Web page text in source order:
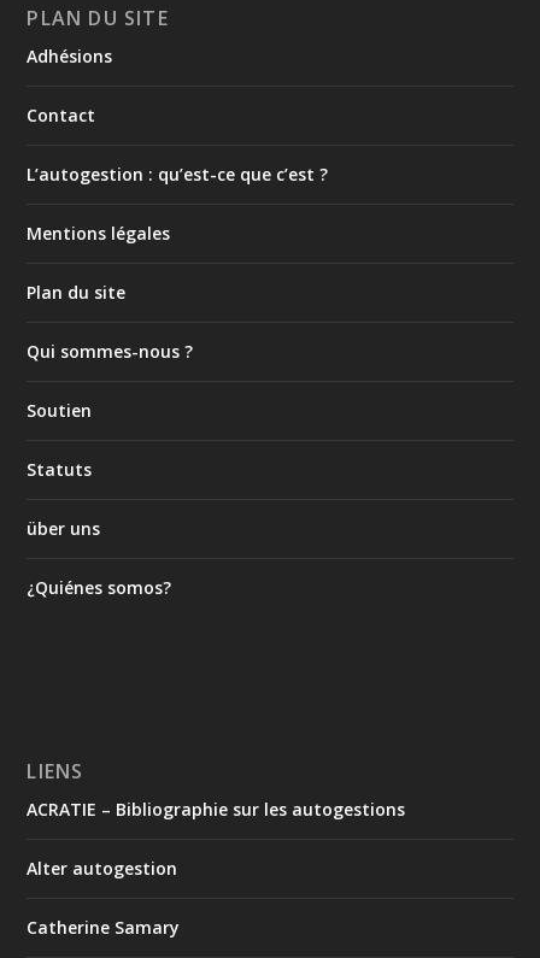
PLAN DU SITE
Adhésions
Contact
L’autogestion : qu’est-ce que c’est ?
Mentions légales
Plan du site
Qui sommes-nous ?
Soutien
Statuts
über uns
¿Quiénes somos?
LIENS
ACRATIE – Bibliographie sur les autogestions
Alter autogestion
Catherine Samary